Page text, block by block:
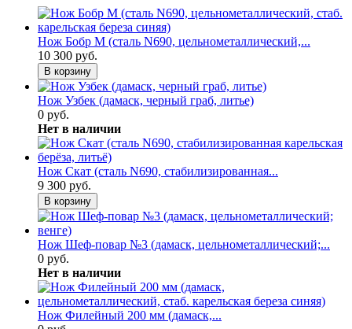
Нож Бобр М (сталь N690, цельнометаллический,...
10 300 руб.
В корзину
Нож Узбек (дамаск, черный граб, литье)
0 руб.
Нет в наличии
Нож Скат (сталь N690, стабилизированная...
9 300 руб.
В корзину
Нож Шеф-повар №3 (дамаск, цельнометаллический;...
0 руб.
Нет в наличии
Нож Филейный 200 мм (дамаск,...